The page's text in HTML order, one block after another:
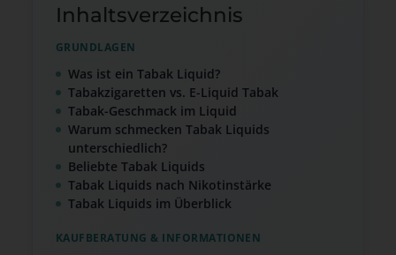
Inhaltsverzeichnis
GRUNDLAGEN
Was ist ein Tabak Liquid?
Tabakzigaretten vs. E-Liquid Tabak
Tabak-Geschmack im Liquid
Warum schmecken Tabak Liquids
unterschiedlich?
Beliebte Tabak Liquids
Tabak Liquids nach Nikotinstärke
Tabak Liquids im Überblick
KAUFBERATUNG & INFORMATIONEN